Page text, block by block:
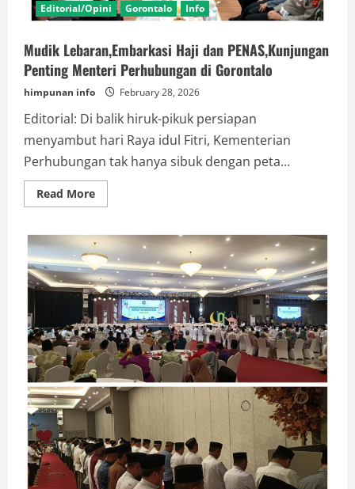
Editorial/Opini Gorontalo Info
Mudik Lebaran,Embarkasi Haji dan PENAS,Kunjungan
Penting Menteri Perhubungan di Gorontalo
himpunan info February 28, 2026
Editorial: Di balik hiruk-pikuk persiapan
menyambut hari Raya idul Fitri, Kementerian
Perhubungan tak hanya sibuk dengan peta...
Read MoreRead
more
Lebaran,Embarkasi
Haji
dan
PENAS,Kunjungan
Penting
Menteri
Perhubungan
di
Gorontalo